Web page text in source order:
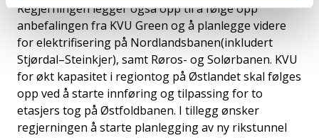
Regjerningen legger også opp til å følge opp
anbefalingen fra KVU Green og å planlegge videre
for elektrifisering på Nordlandsbanen(inkludert
Stjørdal–Steinkjer), samt Røros- og Solørbanen. KVU
for økt kapasitet i regiontog på Østlandet skal følges
opp ved å starte innføring og tilpassing for to
etasjers tog på Østfoldbanen. I tillegg ønsker
regjerningen å starte planlegging av ny rikstunnel